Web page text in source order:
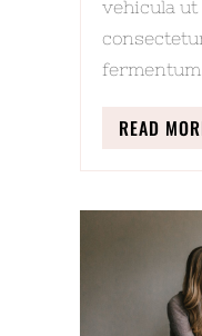
vehicula ut
READ